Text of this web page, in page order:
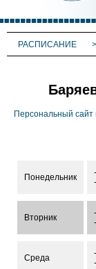
РАСПИСАНИЕ
Персональный сайт
Понедельник
-
-
Вторник
-
-
Среда
-
-